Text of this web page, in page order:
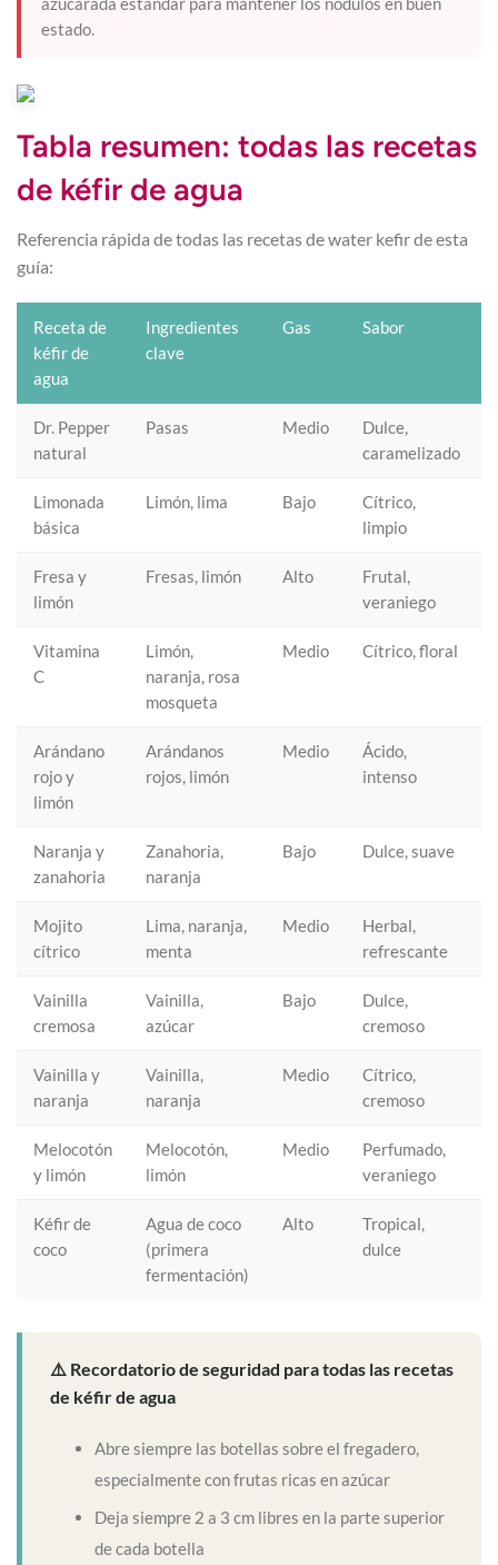
estado.
Tabla resumen: todas las recetas
de kéfir de agua
Referencia rápida de todas las recetas de water kefir de esta
guía:
Receta de
kéfir de
agua
Ingredientes
clave
Gas Sabor
Dr. Pepper
natural
Pasas Medio
Dulce,
caramelizado
Limonada
básica
Limón, lima Bajo
Cítrico,
limpio
Fresa y
limón
Fresas, limón Alto
Frutal,
veraniego
Vitamina
C
Limón,
naranja, rosa
mosqueta
Medio Cítrico, floral
Arándano
rojo y
limón
Arándanos
rojos, limón
Medio
Ácido,
intenso
Naranja y
zanahoria
Zanahoria,
naranja
Bajo Dulce, suave
Mojito
cítrico
Lima, naranja,
menta
Medio
Herbal,
refrescante
Vainilla
cremosa
Vainilla,
azúcar
Bajo
Dulce,
cremoso
Vainilla y
naranja
Vainilla,
naranja
Medio
Cítrico,
cremoso
Melocotón
y limón
Melocotón,
limón
Medio
Perfumado,
veraniego
Kéfir de
coco
Agua de coco
(primera
fermentación)
Alto
Tropical,
dulce
⚠️ Recordatorio de seguridad para todas las recetas
de kéfir de agua
Abre siempre las botellas sobre el fregadero,
especialmente con frutas ricas en azúcar
Deja siempre 2 a 3 cm libres en la parte superior
de cada botella